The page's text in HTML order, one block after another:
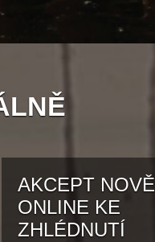
AKCEPT NOVĚ
ONLINE KE
ZHLÉDNUTÍ